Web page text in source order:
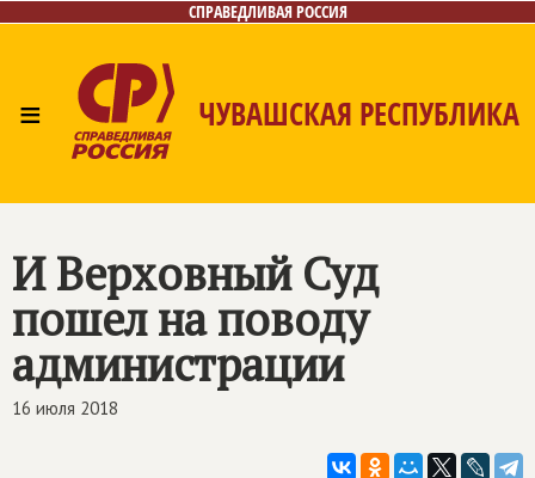
СПРАВЕДЛИВАЯ РОССИЯ
≡ ЧУВАШСКАЯ РЕСПУБЛИКА
Контакты
И Верховный Суд
пошел на поводу
администрации
16 июля 2018